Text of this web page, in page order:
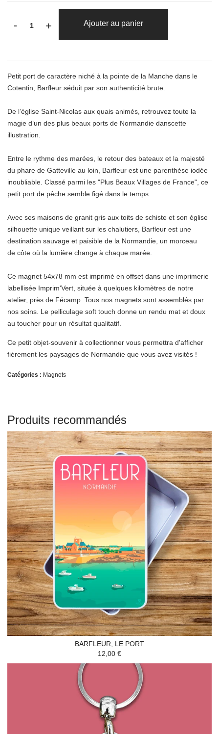
- + Ajouter au panier
Petit port de caractère niché à la pointe de la Manche dans le
Cotentin, Barfleur séduit par son authenticité brute.
De l’église Saint-Nicolas aux quais animés, retrouvez toute la
magie d’un des plus beaux ports de Normandie danscette
illustration.
Entre le rythme des marées, le retour des bateaux et la majesté
du phare de Gatteville au loin, Barfleur est une parenthèse iodée
inoubliable. Classé parmi les "Plus Beaux Villages de France", ce
petit port de pêche semble figé dans le temps.
Avec ses maisons de granit gris aux toits de schiste et son église
silhouette unique veillant sur les chalutiers, Barfleur est une
destination sauvage et paisible de la Normandie, un morceau
de côte où la lumière change à chaque marée.
Ce magnet 54x78 mm est imprimé en offset dans une imprimerie
labellisée Imprim'Vert, située à quelques kilomètres de notre
atelier, près de Fécamp. Tous nos magnets sont assemblés par
nos soins. Le pelliculage soft touch donne un rendu mat et doux
au toucher pour un résultat qualitatif.
Ce petit objet-souvenir à collectionner vous permettra d'afficher
fièrement les paysages de Normandie que vous avez visités !
Catégories : Magnets
Produits recommandés
BARFLEUR, LE PORT
12,00 €